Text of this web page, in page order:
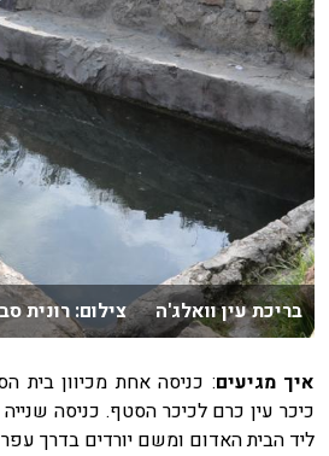
בריכת עין וואלג'ה צילום: רונית
איך מגיעים: כניסה אחת מכיוון בית
כיכר עין כרם לכיכר הסטף. כניסה שנייה
ליד הבית האדום ומשם יורדים בדרך